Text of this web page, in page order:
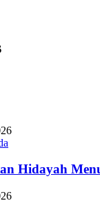
Hidayah